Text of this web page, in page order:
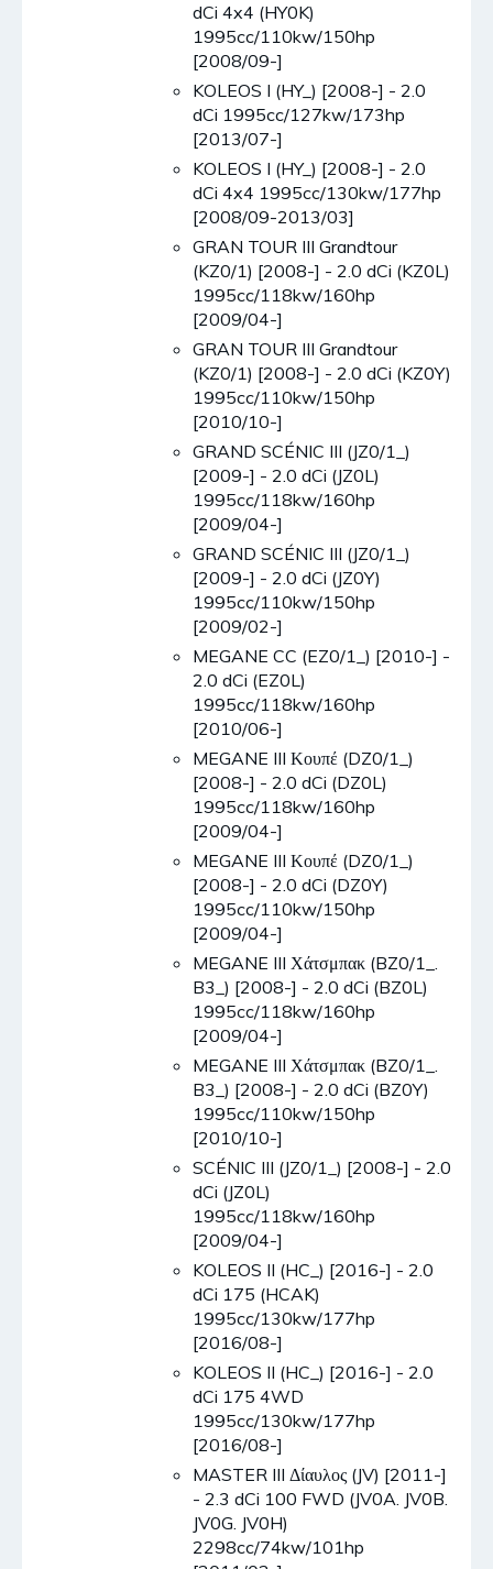
dCi 4x4 (HY0K)
1995cc/110kw/150hp
[2008/09-]
KOLEOS I (HY_) [2008-] - 2.0
dCi 1995cc/127kw/173hp
[2013/07-]
KOLEOS I (HY_) [2008-] - 2.0
dCi 4x4 1995cc/130kw/177hp
[2008/09-2013/03]
GRAN TOUR III Grandtour
(KZ0/1) [2008-] - 2.0 dCi (KZ0L)
1995cc/118kw/160hp
[2009/04-]
GRAN TOUR III Grandtour
(KZ0/1) [2008-] - 2.0 dCi (KZ0Y)
1995cc/110kw/150hp
[2010/10-]
GRAND SCÉNIC III (JZ0/1_)
[2009-] - 2.0 dCi (JZ0L)
1995cc/118kw/160hp
[2009/04-]
GRAND SCÉNIC III (JZ0/1_)
[2009-] - 2.0 dCi (JZ0Y)
1995cc/110kw/150hp
[2009/02-]
MEGANE CC (EZ0/1_) [2010-] -
2.0 dCi (EZ0L)
1995cc/118kw/160hp
[2010/06-]
MEGANE III Κουπέ (DZ0/1_)
[2008-] - 2.0 dCi (DZ0L)
1995cc/118kw/160hp
[2009/04-]
MEGANE III Κουπέ (DZ0/1_)
[2008-] - 2.0 dCi (DZ0Y)
1995cc/110kw/150hp
[2009/04-]
MEGANE III Χάτσμπακ (BZ0/1_.
B3_) [2008-] - 2.0 dCi (BZ0L)
1995cc/118kw/160hp
[2009/04-]
MEGANE III Χάτσμπακ (BZ0/1_.
B3_) [2008-] - 2.0 dCi (BZ0Y)
1995cc/110kw/150hp
[2010/10-]
SCÉNIC III (JZ0/1_) [2008-] - 2.0
dCi (JZ0L)
1995cc/118kw/160hp
[2009/04-]
KOLEOS II (HC_) [2016-] - 2.0
dCi 175 (HCAK)
1995cc/130kw/177hp
[2016/08-]
KOLEOS II (HC_) [2016-] - 2.0
dCi 175 4WD
1995cc/130kw/177hp
[2016/08-]
MASTER III Δίαυλος (JV) [2011-]
- 2.3 dCi 100 FWD (JV0A. JV0B.
JV0G. JV0H)
2298cc/74kw/101hp